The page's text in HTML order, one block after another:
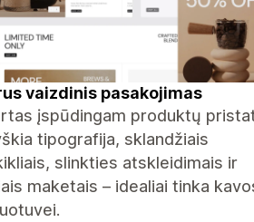
vaizdinis pasakojimas
įspūdingam produktų
tipografija, sklandžiais
slinkties atskleidimais ir
maketais – idealiai tinka